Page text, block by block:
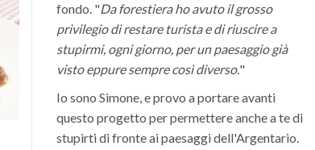
Quali sono i migliori vini della
Maremma Toscana
La Maremma toscana, per le diverse
condizioni climatiche e morfologiche del
suo territorio, riesce a dare vita a grandi
vini di varia...
fondo. "Da forestiera ho avuto il grosso
privilegio di restare turista e di riuscire a
stupirmi, ogni giorno, per un paesaggio già
visto eppure sempre così diverso."
Io sono Simone, e provo a portare avanti
questo progetto per permettere anche a te di
stupirti di fronte ai paesaggi dell'Argentario.